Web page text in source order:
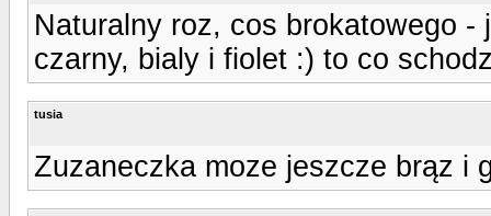
Naturalny roz, cos brokatowego
czarny, bialy i fiolet :) to co
tusia
Zuzaneczka moze jeszcze brąz i